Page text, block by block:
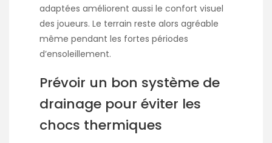
adaptées améliorent aussi le confort visuel
des joueurs. Le terrain reste alors agréable
même pendant les fortes périodes
d’ensoleillement.
Prévoir un bon système de
drainage pour éviter les
chocs thermiques